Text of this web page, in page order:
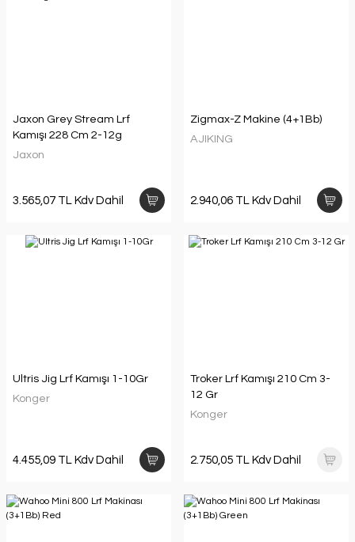
Jaxon Grey Stream Lrf
Kamışı 228 Cm 2-12g
Jaxon
3.565,07 TL Kdv Dahil
Zigmax-Z Makine (4+1Bb)
AJIKING
2.940,06 TL Kdv Dahil
Ultris Jig Lrf Kamışı 1-10Gr
Konger
4.455,09 TL Kdv Dahil
Troker Lrf Kamışı 210 Cm 3-
12 Gr
Konger
2.750,05 TL Kdv Dahil